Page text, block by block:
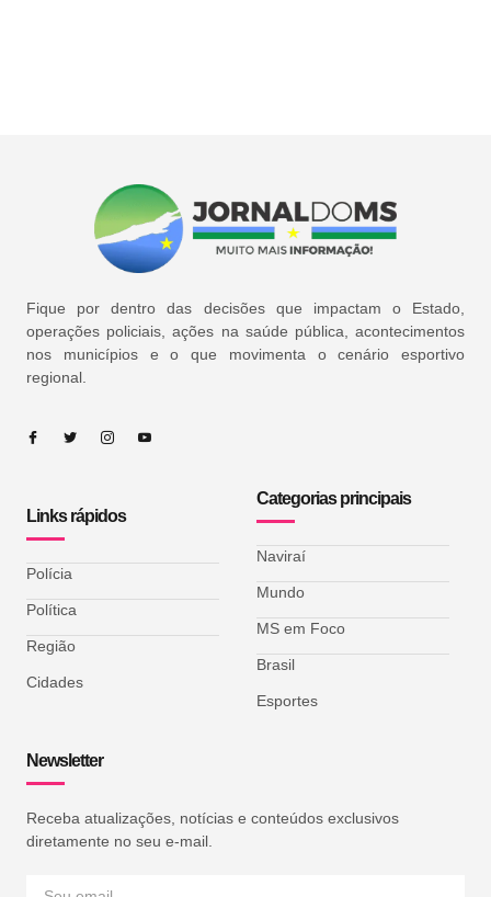
Fique por dentro das decisões que impactam o Estado,
operações policiais, ações na saúde pública, acontecimentos
nos municípios e o que movimenta o cenário esportivo
regional.
Links rápidos
Polícia
Política
Região
Cidades
Categorias principais
Naviraí
Mundo
MS em Foco
Brasil
Esportes
Newsletter
Receba atualizações, notícias e conteúdos exclusivos
diretamente no seu e-mail.